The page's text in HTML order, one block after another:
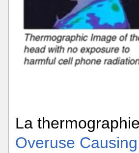
La
Overuse